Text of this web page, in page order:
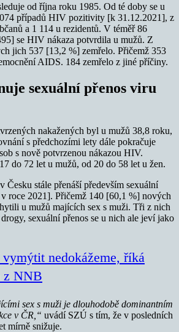
od října roku 1985. Od té doby se u
případů HIV pozitivity [k 31.12.2021], z
a 1 114 u rezidentů. V téměř 86
se HIV nákaza potvrdila u mužů. Z
jich 537 [13,2 %] zemřelo. Přičemž 353
AIDS. 184 zemřelo z jiné příčiny.
sexuální přenos viru
nakažených byl u mužů 38,8 roku,
s předchozími lety dále pokračuje
s nově potvrzenou nákazou HIV.
do 72 let u mužů, od 20 do 58 let u žen.
Česku stále přenáší především sexuální
roce 2021]. Přičemž 140 [60,1 %] nových
u mužů majících sex s muži. Tři z nich
sexuální přenos se u nich ale jeví jako
nedokážeme, říká
z NNB
sex s muži je dlouhodobě dominantním
v ČR,“ uvádí SZÚ s tím, že v posledních
mírně snižuje.